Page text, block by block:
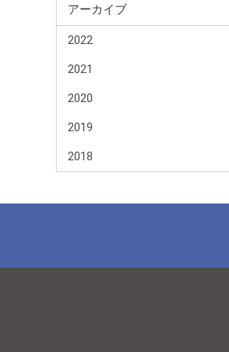
アーカイブ
2022
2021
2020
2019
2018